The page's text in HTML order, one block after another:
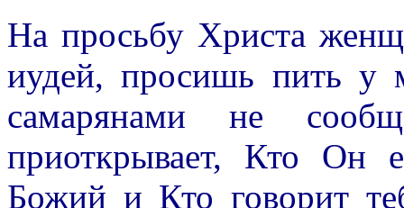
На просьбу Христа
иудей, просишь пить у
самарянами не
приоткрывает, Кто Он
Божий и Кто говорит